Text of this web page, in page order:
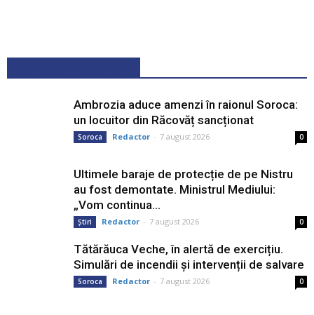
Ambrozia aduce amenzi în raionul Soroca:
un locuitor din Răcovăț sancționat
Soroca Redactor - 7 august 2026 0
Ultimele baraje de protecție de pe Nistru
au fost demontate. Ministrul Mediului:
„Vom continua...
Știri Redactor - 7 august 2026 0
Tătărăuca Veche, în alertă de exercițiu.
Simulări de incendii și intervenții de salvare
Soroca Redactor - 7 august 2026 0